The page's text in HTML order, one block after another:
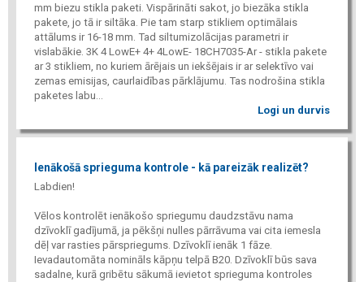
mm biezu stikla paketi. Vispārināti sakot, jo biezāka stikla
pakete, jo tā ir siltāka. Pie tam starp stikliem optimālais
attālums ir 16-18 mm. Tad siltumizolācijas parametri ir
vislabākie. 3K 4 LowE+ 4+ 4LowE- 18CH7035-Ar - stikla pakete
ar 3 stikliem, no kuriem ārējais un iekšējais ir ar selektīvo vai
zemas emisijas, caurlaidības pārklājumu. Tas nodrošina stikla
paketes labu...
Logi un durvis
Ienākošā sprieguma kontrole - kā pareizāk realizēt?
Labdien!
Vēlos kontrolēt ienākošo spriegumu daudzstāvu nama
dzīvoklī gadījumā, ja pēkšņi nulles pārrāvuma vai cita iemesla
dēļ var rasties pārspriegums. Dzīvoklī ienāk 1 fāze.
Ievadautomāta nomināls kāpņu telpā B20. Dzīvoklī būs sava
sadalne, kurā gribētu sākumā ievietot sprieguma kontroles